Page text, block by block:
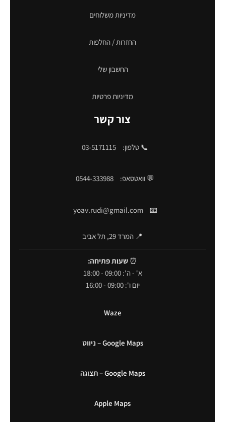
מדיניות משלוחים
החזרות / החלפות
החשבון שלי
מדיניות פרטיות
צור קשר
📞 טלפון: 03-5171115
💬 וואטסאפ: 0544-333988
📧
yoav.rudi@gmail.com
📍 המרד 29, תל אביב
⏰ שעות פתיחה:
א' - ה': 09:00 - 18:00
יום ו': 09:00 - 16:00
Waze
Google Maps – ניווט
Google Maps – תצוגה
Apple Maps